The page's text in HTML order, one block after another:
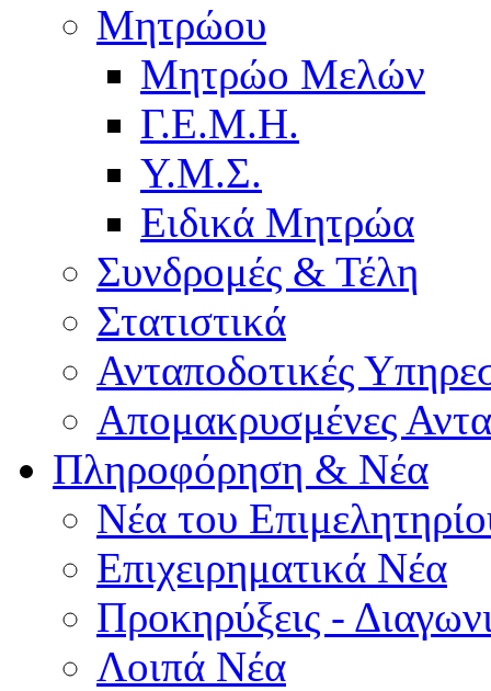
Μητρώου
Μητρώο Μελών
Γ.Ε.Μ.Η.
Υ.Μ.Σ.
Ειδικά Μητρώα
Συνδρομές & Τέλη
Στατιστικά
Ανταποδοτικές
Απομακρυσμένες
Πληροφόρηση & Νέα
Νέα του
Επιχειρηματικά Νέα
Προκηρύξεις -
Λοιπά Νέα